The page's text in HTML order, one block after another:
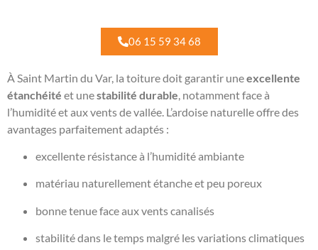
06 15 59 34 68
À Saint Martin du Var, la toiture doit garantir uneexcellente
étanchéité et unestabilité durable , notamment face à
l’humidité et aux vents de vallée. L’ardoise naturelle offre des
avantages parfaitement adaptés :
excellente résistance à l’humidité ambiante
matériau naturellement étanche et peu poreux
bonne tenue face aux vents canalisés
stabilité dans le temps malgré les variations climatiques